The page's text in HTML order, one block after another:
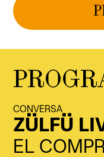
CONVERSA
ZÜLFÜ
EL